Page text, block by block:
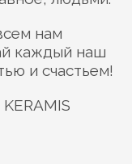
нам
каждый наш
и счастьем!